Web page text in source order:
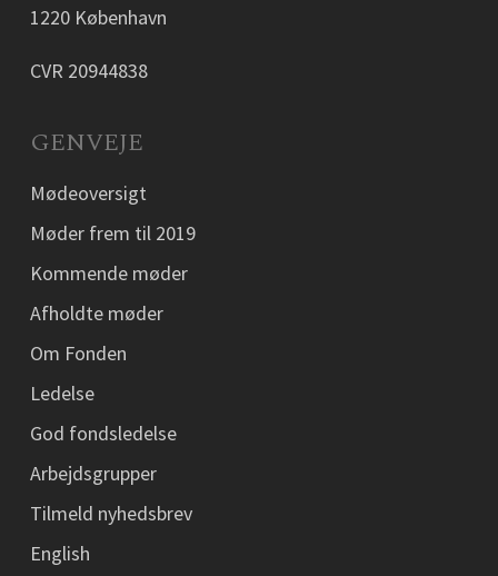
1220 København
CVR 20944838
GENVEJE
Mødeoversigt
Møder frem til 2019
Kommende møder
Afholdte møder
Om Fonden
Ledelse
God fondsledelse
Arbejdsgrupper
Tilmeld nyhedsbrev
English